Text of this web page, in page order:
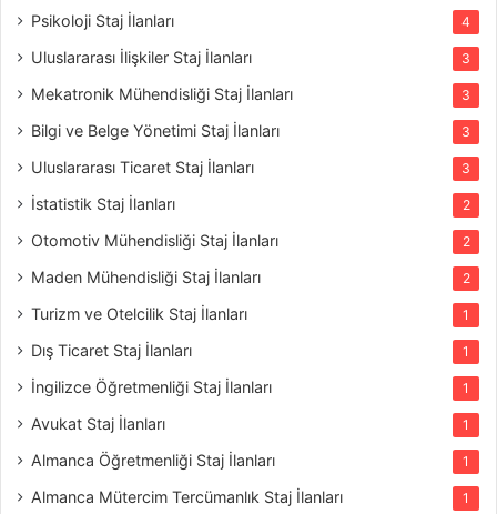
Psikoloji Staj İlanları 4
Uluslararası İlişkiler Staj İlanları 3
Mekatronik Mühendisliği Staj İlanları 3
Bilgi ve Belge Yönetimi Staj İlanları 3
Uluslararası Ticaret Staj İlanları 3
İstatistik Staj İlanları 2
Otomotiv Mühendisliği Staj İlanları 2
Maden Mühendisliği Staj İlanları 2
Turizm ve Otelcilik Staj İlanları 1
Dış Ticaret Staj İlanları 1
İngilizce Öğretmenliği Staj İlanları 1
Avukat Staj İlanları 1
Almanca Öğretmenliği Staj İlanları 1
Almanca Mütercim Tercümanlık Staj İlanları 1